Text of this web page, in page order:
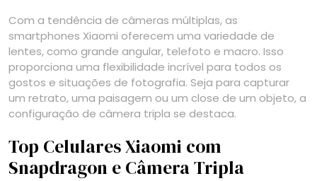
Com a tendência de câmeras múltiplas, as
smartphones Xiaomi oferecem uma variedade de
lentes, como grande angular, telefoto e macro. Isso
proporciona uma flexibilidade incrível para todos os
gostos e situações de fotografia. Seja para capturar
um retrato, uma paisagem ou um close de um objeto, a
configuração de câmera tripla se destaca.
Top Celulares Xiaomi com
Snapdragon e Câmera Tripla